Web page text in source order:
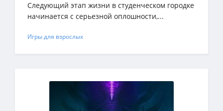
Следующий этап жизни в студенческом городке
начинается с серьезной оплошности,...
Игры для взрослых